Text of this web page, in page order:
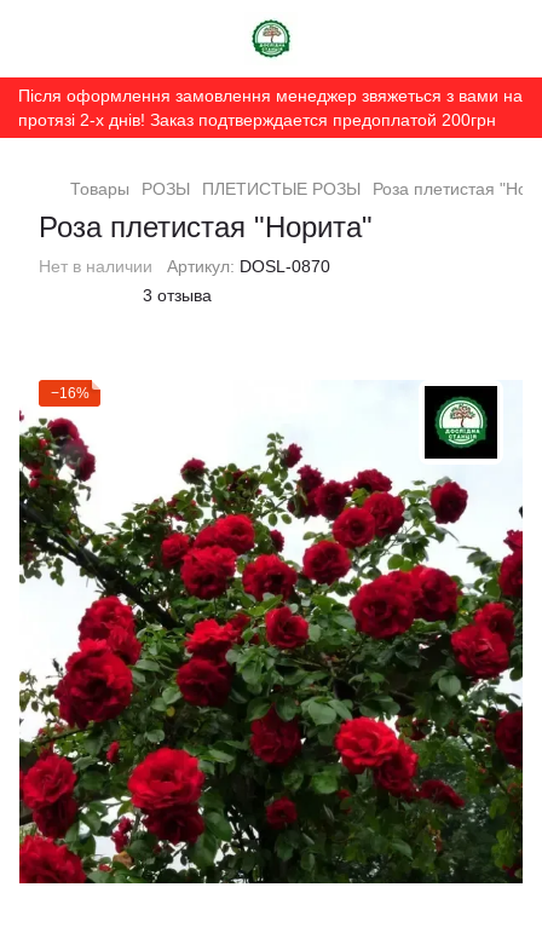
Після оформлення замовлення менеджер звяжеться з вами на
протязі 2-х днів! Заказ подтверждается предоплатой 200грн
Товары РОЗЫ ПЛЕТИСТЫЕ РОЗЫ Роза плетистая
Роза плетистая "Норита"
Нет в наличии Артикул: DOSL-0870
3 отзыва
−16%